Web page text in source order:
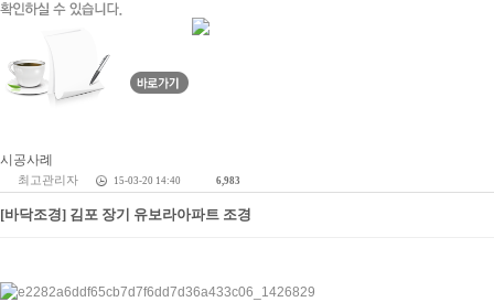
시공사례
최고관리자 15-03-20 14:40 6,983
[바닥조경] 김포 장기 유보라아파트 조경